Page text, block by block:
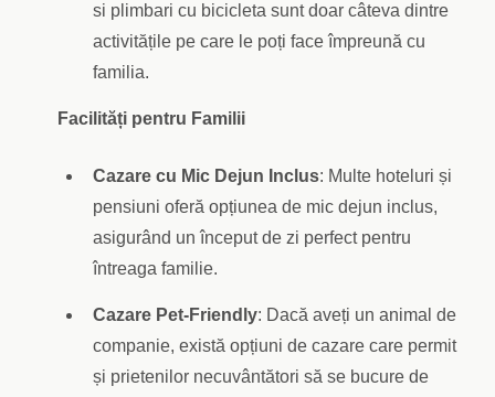
si plimbari cu bicicleta sunt doar câteva dintre
activitățile pe care le poți face împreună cu
familia.
Facilități pentru Familii
Cazare cu Mic Dejun Inclus: Multe hoteluri și
pensiuni oferă opțiunea de mic dejun inclus,
asigurând un început de zi perfect pentru
întreaga familie.
Cazare Pet-Friendly: Dacă aveți un animal de
companie, există opțiuni de cazare care permit
și prietenilor necuvântători să se bucure de